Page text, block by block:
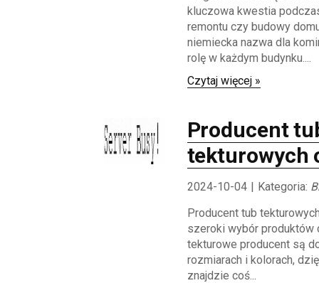
kluczowa kwestia
remontu czy budowy
niemiecka nazwa dla
rolę w każdym budynku....
Czytaj więcej »
Producent
tekturowych
2024-10-04 | Kategoria:
Producent tub
szeroki wybór produktów
tekturowe producent są
rozmiarach i kolorach,
znajdzie coś...